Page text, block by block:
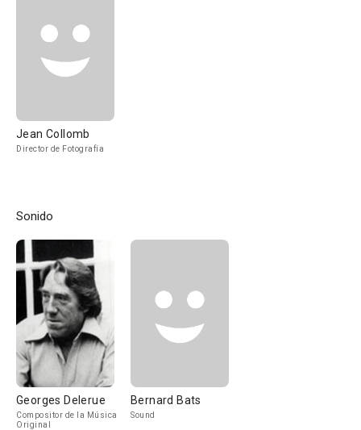
Jean Collomb
Director de Fotografía
Sonido
Georges Delerue
Compositor de la Música
Original
Bernard Bats
Sound